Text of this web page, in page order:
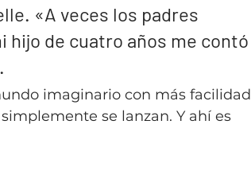
«A veces los padres
hijo de cuatro años me contó
imaginario con más facilidad
se lanzan. Y ahí es